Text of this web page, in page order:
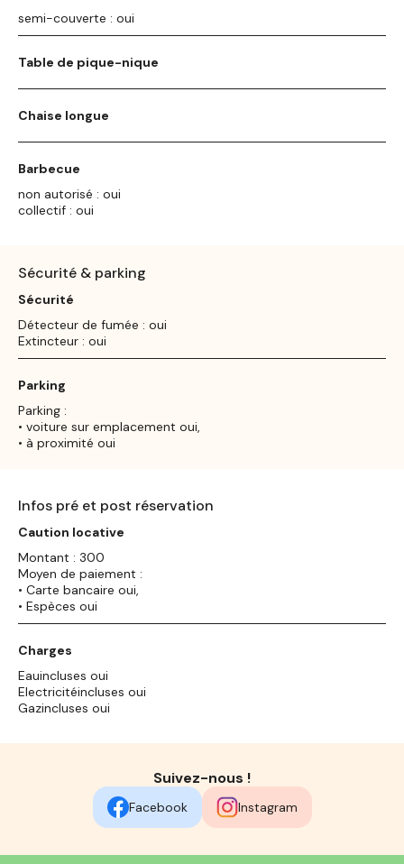
semi-couverte : oui
Table de pique-nique
Chaise longue
Barbecue
non autorisé : oui
collectif : oui
Sécurité & parking
Sécurité
Détecteur de fumée : oui
Extincteur : oui
Parking
Parking :
• voiture sur emplacement oui,
• à proximité oui
Infos pré et post réservation
Caution locative
Montant : 300
Moyen de paiement :
• Carte bancaire oui,
• Espèces oui
Charges
Eauincluses oui
Electricitéincluses oui
Gazincluses oui
Suivez-nous !
Facebook Instagram